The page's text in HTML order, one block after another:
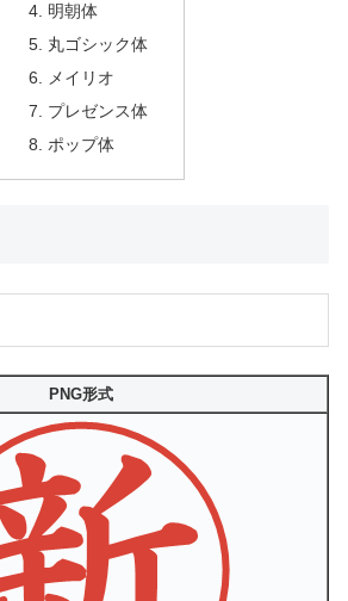
明朝体
丸ゴシック体
メイリオ
プレゼンス体
ポップ体
PNG形式